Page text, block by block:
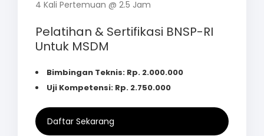
4 Kali Pertemuan @ 2.5 Jam
Pelatihan & Sertifikasi BNSP-RI
Untuk MSDM
Bimbingan Teknis: Rp. 2.000.000
Uji Kompetensi: Rp. 2.750.000
Daftar Sekarang